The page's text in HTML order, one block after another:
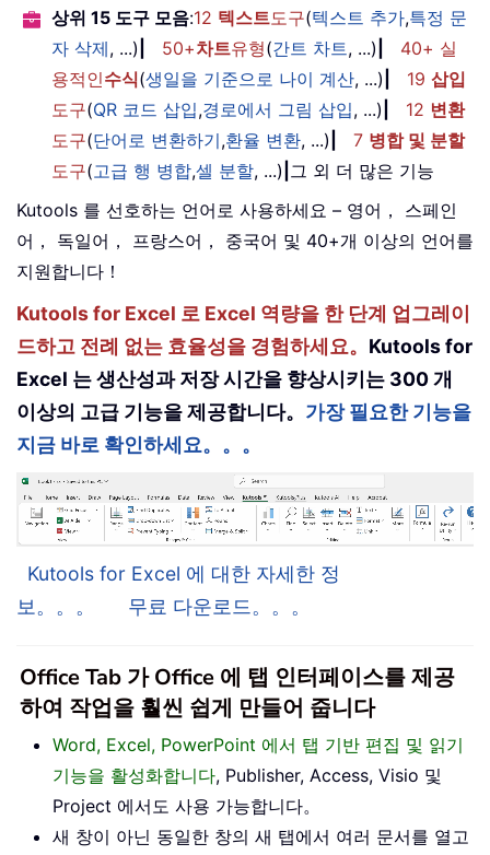
상위 15 도구 모음:12 텍스트도구(텍스트 추가,특정 문
자 삭제, ...) 50+차트유형(간트 차트, ...)
40+ 실
용적인수식(생일을 기준으로 나이 계산, ...) 19 삽입
도구(QR 코드 삽입,경로에서 그림 삽입, ...) 12 변환
도구(단어로 변환하기,환율 변환, ...) 7 병합 및 분할
도구(고급 행 병합,셀 분할, ...) 그 외 더 많은 기능
Kutools 를 선호하는 언어로 사용하세요 – 영어， 스페인
어， 독일어， 프랑스어， 중국어 및 40+개 이상의 언어를
지원합니다！
Kutools for Excel 로 Excel 역량을 한 단계 업그레이
드하고 전례 없는 효율성을 경험하세요。 Kutools for
Excel 는 생산성과 저장 시간을 향상시키는 300 개
이상의 고급 기능을 제공합니다。 가장 필요한 기능을
지금 바로 확인하세요。。。
Kutools for Excel 에 대한 자세한 정
보。。。
무료 다운로드。。。
Office Tab 가 Office 에 탭 인터페이스를 제공
하여 작업을 훨씬 쉽게 만들어 줍니다
Word, Excel, PowerPoint 에서 탭 기반 편집 및 읽기
기능을 활성화합니다, Publisher, Access, Visio 및
Project 에서도 사용 가능합니다。
새 창이 아닌 동일한 창의 새 탭에서 여러 문서를 열고